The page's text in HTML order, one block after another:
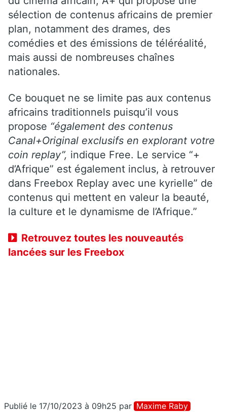
sélection de contenus africains de premier
plan, notamment des drames, des
comédies et des émissions de téléréalité,
mais aussi de nombreuses chaînes
nationales.
Ce bouquet ne se limite pas aux contenus
africains traditionnels puisqu’il vous
propose “également des contenus
Canal+Original exclusifs en explorant votre
coin replay”, indique Free. Le service “+
d’Afrique” est également inclus, à retrouver
dans Freebox Replay avec une kyrielle” de
contenus qui mettent en valeur la beauté,
la culture et le dynamisme de l’Afrique.”
Retrouvez toutes les nouveautés
lancées sur les Freebox
Publié le 17/10/2023 à 09h25 par Maxime Raby